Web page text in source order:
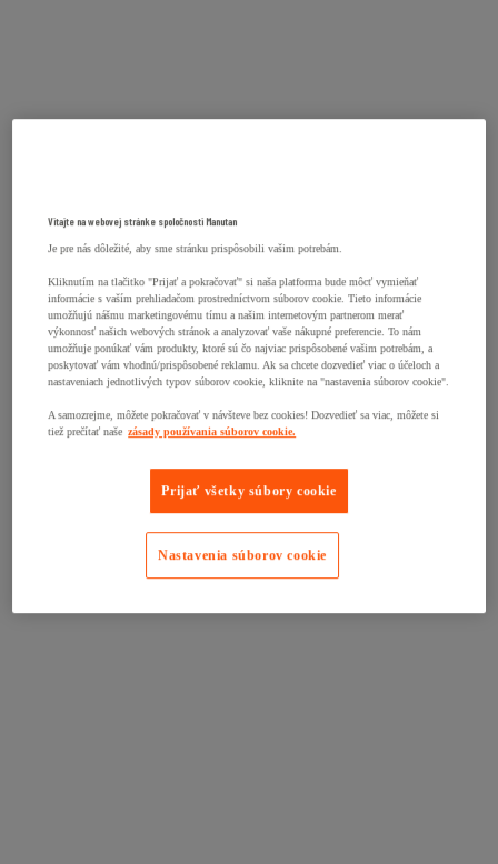
Vitajte na webovej stránke spoločnosti Manutan
Je pre nás dôležité, aby sme stránku prispôsobili vašim potrebám.
Kliknutím na tlačitko "Prijať a pokračovať" si naša platforma bude môcť vymieňať
informácie s vaším prehliadačom prostredníctvom súborov cookie. Tieto informácie
umožňujú nášmu marketingovému tímu a našim internetovým partnerom merať
výkonnosť našich webových stránok a analyzovať vaše nákupné preferencie. To nám
umožňuje ponúkať vám produkty, ktoré sú čo najviac prispôsobené vašim potrebám, a
poskytovať vám vhodnú/prispôsobené reklamu. Ak sa chcete dozvedieť viac o účeloch a
nastaveniach jednotlivých typov súborov cookie, kliknite na "nastavenia súborov cookie".
A samozrejme, môžete pokračovať v návšteve bez cookies! Dozvedieť sa viac, môžete si
tiež prečítať naše zásady používania súborov cookie.
Prijať všetky súbory cookie
Nastavenia súborov cookie